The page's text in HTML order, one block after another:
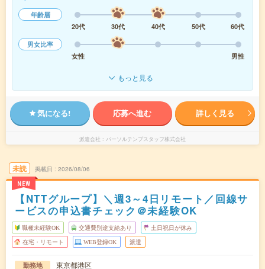
年齢層
20代
30代 40代 50代
60代
男女比率
女性
男性
もっと見る
気になる! 応募へ進む 詳しく見る
派遣会社 パーソルテンプスタッフ株式会社
未読
NEW
掲載日 2026/08/06
【NTTグループ】＼週3～4日リモート／回線サ
ービスの申込書チェック＠未経験OK
職種未経験OK 交通費別途支給あり 土日祝日が休み
在宅・リモート WEB登録OK 派遣
勤務地 東京都港区